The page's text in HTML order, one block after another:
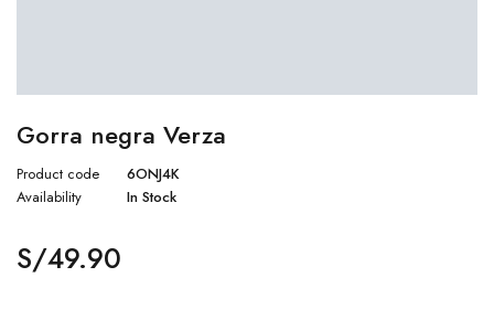
Gorra negra Verza
Product code
6ONJ4K
Availability
In Stock
S/49.90